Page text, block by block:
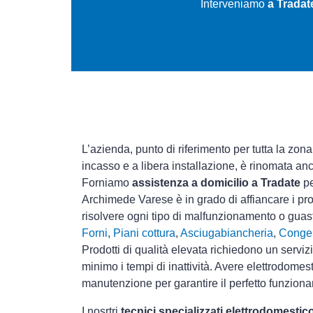
Interveniamo a
L’azienda, punto di riferimento per tutta la
incasso e a libera installazione, è rinomata
Forniamo assistenza a domicilio a Tradate
Archimede Varese è in grado di affiancare i
risolvere ogni tipo di malfunzionamento o
Forni, Piani cottura, Asciugabiancheria,
Prodotti di qualità elevata richiedono un
minimo i tempi di inattività. Avere
manutenzione per garantire il perfetto